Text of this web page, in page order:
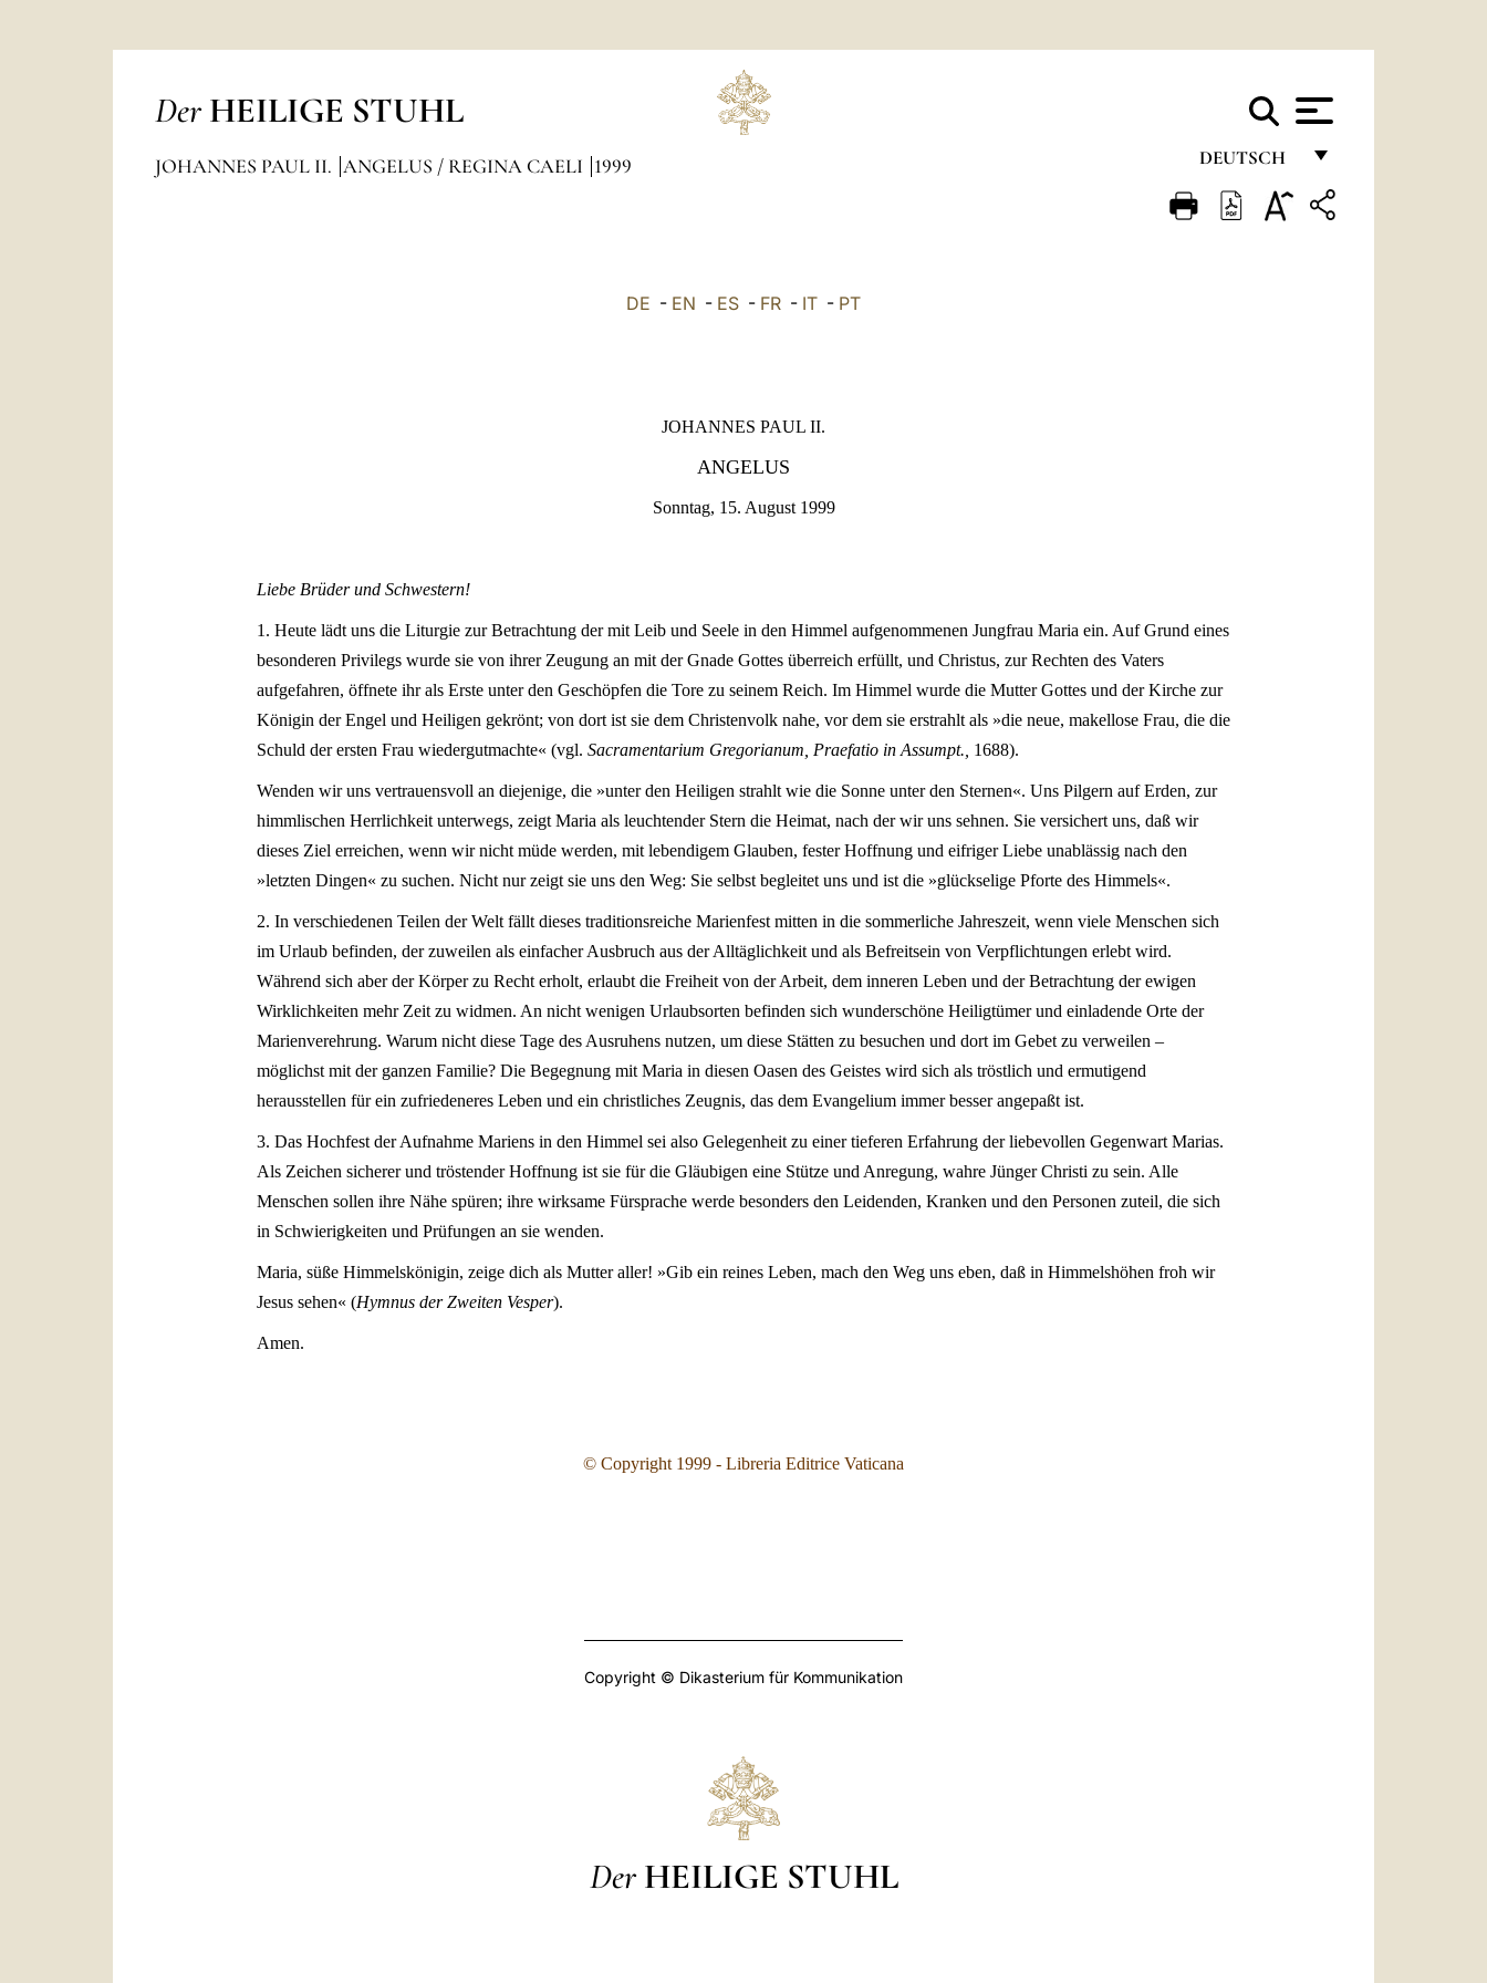
Der HEILIGE STUHL
DEUTSCH
FRANÇAIS
JOHANNES PAUL II. ANGELUS / REGINA CAELI 1999
DE - EN - ES - FR - IT - PT
JOHANNES PAUL II.
ANGELUS
Sonntag, 15. August 1999
Liebe Brüder und Schwestern!
1. Heute lädt uns die Liturgie zur Betrachtung der mit Leib und Seele in den Himmel aufgenommenen Jungfrau Maria ein. Auf Grund eines
besonderen Privilegs wurde sie von ihrer Zeugung an mit der Gnade Gottes überreich erfüllt, und Christus, zur Rechten des Vaters
aufgefahren, öffnete ihr als Erste unter den Geschöpfen die Tore zu seinem Reich. Im Himmel wurde die Mutter Gottes und der Kirche zur
Königin der Engel und Heiligen gekrönt; von dort ist sie dem Christenvolk nahe, vor dem sie erstrahlt als »die neue, makellose Frau, die die
Schuld der ersten Frau wiedergutmachte« (vgl. Sacramentarium Gregorianum, Praefatio in Assumpt., 1688).
Wenden wir uns vertrauensvoll an diejenige, die »unter den Heiligen strahlt wie die Sonne unter den Sternen«. Uns Pilgern auf Erden, zur
himmlischen Herrlichkeit unterwegs, zeigt Maria als leuchtender Stern die Heimat, nach der wir uns sehnen. Sie versichert uns, daß wir
dieses Ziel erreichen, wenn wir nicht müde werden, mit lebendigem Glauben, fester Hoffnung und eifriger Liebe unablässig nach den
»letzten Dingen« zu suchen. Nicht nur zeigt sie uns den Weg: Sie selbst begleitet uns und ist die »glückselige Pforte des Himmels«.
2. In verschiedenen Teilen der Welt fällt dieses traditionsreiche Marienfest mitten in die sommerliche Jahreszeit, wenn viele Menschen sich
im Urlaub befinden, der zuweilen als einfacher Ausbruch aus der Alltäglichkeit und als Befreitsein von Verpflichtungen erlebt wird.
Während sich aber der Körper zu Recht erholt, erlaubt die Freiheit von der Arbeit, dem inneren Leben und der Betrachtung der ewigen
Wirklichkeiten mehr Zeit zu widmen. An nicht wenigen Urlaubsorten befinden sich wunderschöne Heiligtümer und einladende Orte der
Marienverehrung. Warum nicht diese Tage des Ausruhens nutzen, um diese Stätten zu besuchen und dort im Gebet zu verweilen –
möglichst mit der ganzen Familie? Die Begegnung mit Maria in diesen Oasen des Geistes wird sich als tröstlich und ermutigend
herausstellen für ein zufriedeneres Leben und ein christliches Zeugnis, das dem Evangelium immer besser angepaßt ist.
3. Das Hochfest der Aufnahme Mariens in den Himmel sei also Gelegenheit zu einer tieferen Erfahrung der liebevollen Gegenwart Marias.
Als Zeichen sicherer und tröstender Hoffnung ist sie für die Gläubigen eine Stütze und Anregung, wahre Jünger Christi zu sein. Alle
Menschen sollen ihre Nähe spüren; ihre wirksame Fürsprache werde besonders den Leidenden, Kranken und den Personen zuteil, die sich
in Schwierigkeiten und Prüfungen an sie wenden.
Maria, süße Himmelskönigin, zeige dich als Mutter aller! »Gib ein reines Leben, mach den Weg uns eben, daß in Himmelshöhen froh wir
Jesus sehen« (Hymnus der Zweiten Vesper).
Amen.
© Copyright 1999 - Libreria Editrice Vaticana
Copyright © Dikasterium für Kommunikation
Der HEILIGE STUHL